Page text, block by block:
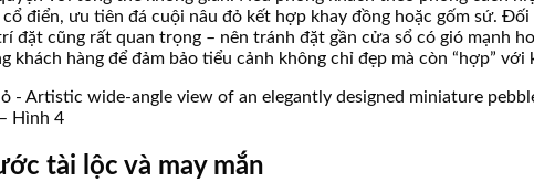
điển, ưu tiên đá cuội nâu đỏ kết hợp khay đồng hoặc gốm sứ.
cũng rất quan trọng – nên tránh đặt gần cửa sổ có gió mạnh
hàng để đảm bảo tiểu cảnh không chỉ đẹp mà còn “hợp” với
Hình 4
tài lộc và may mắn